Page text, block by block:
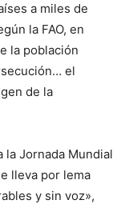
a miles de
la FAO, en
la población
el
de la
la Jornada Mundial
lleva por lema
y sin voz»,